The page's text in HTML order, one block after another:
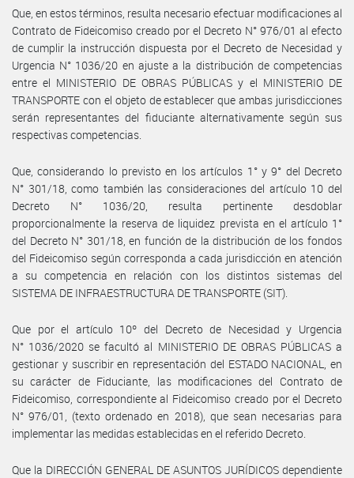
Que, en estos términos, resulta necesario efectuar modificaciones al
Contrato de Fideicomiso creado por el Decreto N° 976/01 al efecto
de cumplir la instrucción dispuesta por el Decreto de Necesidad y
Urgencia N° 1036/20 en ajuste a la distribución de competencias
entre el MINISTERIO DE OBRAS PÚBLICAS y el MINISTERIO DE
TRANSPORTE con el objeto de establecer que ambas jurisdicciones
serán representantes del fiduciante alternativamente según sus
respectivas competencias.
Que, considerando lo previsto en los artículos 1° y 9° del Decreto
N° 301/18, como también las consideraciones del artículo 10 del
Decreto N° 1036/20, resulta pertinente desdoblar
proporcionalmente la reserva de liquidez prevista en el artículo 1°
del Decreto N° 301/18, en función de la distribución de los fondos
del Fideicomiso según corresponda a cada jurisdicción en atención
a su competencia en relación con los distintos sistemas del
SISTEMA DE INFRAESTRUCTURA DE TRANSPORTE (SIT).
Que por el artículo 10º del Decreto de Necesidad y Urgencia
N° 1036/2020 se facultó al MINISTERIO DE OBRAS PÚBLICAS a
gestionar y suscribir en representación del ESTADO NACIONAL, en
su carácter de Fiduciante, las modificaciones del Contrato de
Fideicomiso, correspondiente al Fideicomiso creado por el Decreto
N° 976/01, (texto ordenado en 2018), que sean necesarias para
implementar las medidas establecidas en el referido Decreto.
Que la DIRECCIÓN GENERAL DE ASUNTOS JURÍDICOS dependiente